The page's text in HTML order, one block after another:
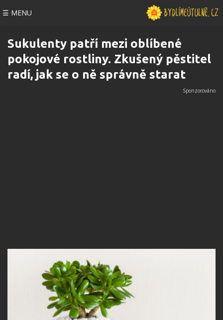
☰ MENU
Sukulenty patří mezi oblíbené
pokojové rostliny. Zkušený pěstitel
radí, jak se o ně správně starat